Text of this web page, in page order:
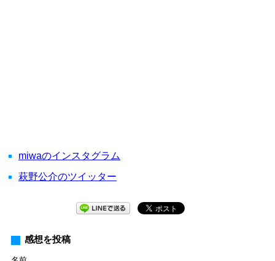
miwaのインスタグラム
萩野公介のツイッター
感想を投稿